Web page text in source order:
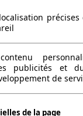
980
4
2
toit
-
(sans freins) -
(avec freins)
publicités et
de
de la page